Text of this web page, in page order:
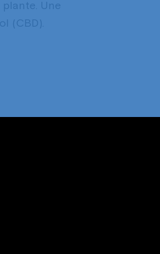
plante. Une
(CBD).